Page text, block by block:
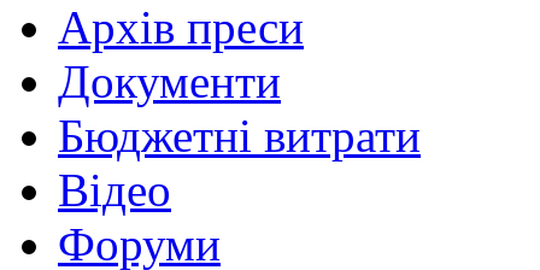
Архів преси
Документи
Бюджетні витрати
Відео
Форуми